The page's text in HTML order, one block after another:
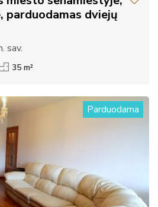
dviejų
sav.
35 m²
Parduodama